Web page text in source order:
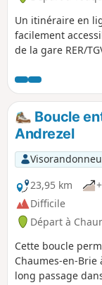
Un itinéraire en
facilement
de la gare RER/
très bel
explore.La
termine dans des
agrémentées de
dans sa partie
de l'Aubetin, en
charmant site du
celui de la
et de nombreux
briards.
Boucle
Andrezel
23,95 km
Difficile
Départ à
Cette boucle
Chaumes-en-Brie
long passage